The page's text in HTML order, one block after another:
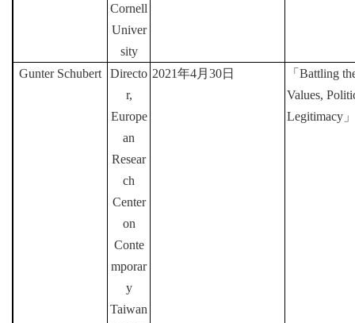
Cornell
Univer
sity
Gunter Schubert
Directo
r,
Europe
an
Resear
ch
Center
on
Conte
mporar
y
Taiwan
2021年4月 30日 「 Battling
Values,
Legitimacy